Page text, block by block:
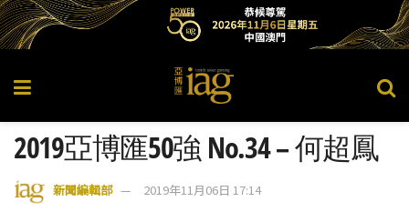
2019亞博匯50強 No.34 – 何超鳳
新聞編輯部 2019年11月06日 17:14